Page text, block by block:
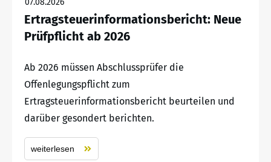
07.08.2026
Ertragsteuerinformationsbericht: Neue
Prüfpflicht ab 2026
Ab 2026 müssen Abschlussprüfer die
Offenlegungspflicht zum
Ertragsteuerinformationsbericht beurteilen und
darüber gesondert berichten.
weiterlesen